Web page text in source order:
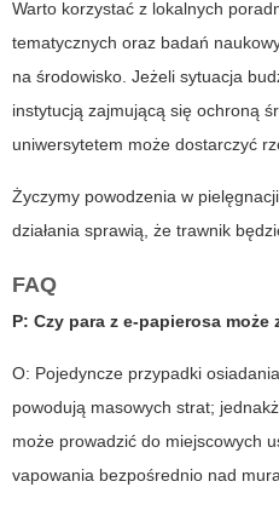
Warto korzystać z lokalnych
tematycznych oraz badań
na środowisko. Jeżeli sytuacja
instytucją zajmującą się ochroną
uniwersytetem może dostarczyć
Życzymy powodzenia w
działania sprawią, że trawnik
FAQ
P: Czy para z e‑papierosa może
O: Pojedyncze przypadki
powodują masowych strat;
może prowadzić do miejscowych
vapowania bezpośrednio nad